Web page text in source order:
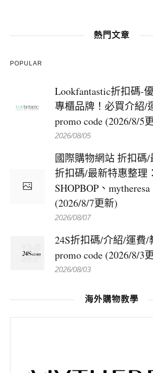
熱門文章
POPULAR
Lookfantastic折扣碼-
專櫃品牌！必買介紹/
promo code (2026/8/5更
2026/08/05
國際購物網站 折扣碼
折扣碼/最新特惠整理
SHOPBOP、
(2026/8/7更新)
2026/08/07
24S折扣碼/介紹/運費/
promo code (2026/8/3
2026/08/03
海外購物教學